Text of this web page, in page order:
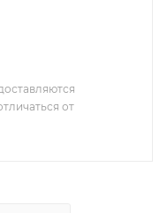
от